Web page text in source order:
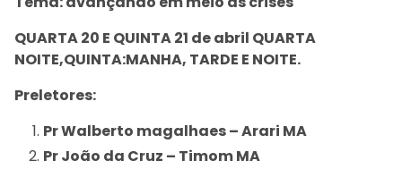
QUARTA 20 E QUINTA 21 de abril QUARTA
NOITE,QUINTA:MANHA, TARDE E NOITE.
Preletores:
Pr Walberto magalhaes – Arari MA
Pr João da Cruz – Timom MA